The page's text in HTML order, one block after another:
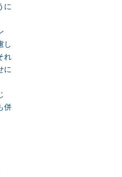
に
し
れ
に
併